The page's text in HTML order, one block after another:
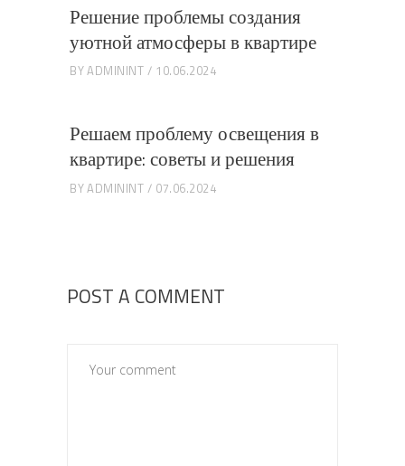
Решение проблемы создания
уютной атмосферы в квартире
BYADMININT 10.06.2024
Решаем проблему освещения в
квартире: советы и решения
BYADMININT 07.06.2024
POST A COMMENT